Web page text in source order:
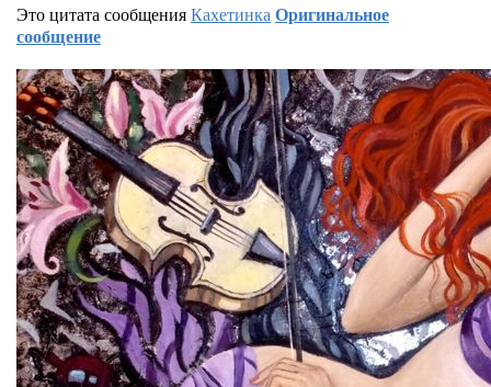
Это цитата сообщенияКахетинкаОригинальное
сообщение